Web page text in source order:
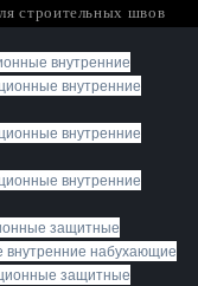
строительных швов
внутренние
внутренние
внутренние
внутренние
защитные
набухающие
защитные